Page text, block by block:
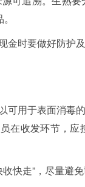
时要做好防护
用于表面消毒
在收发环节，
快走”，尽量